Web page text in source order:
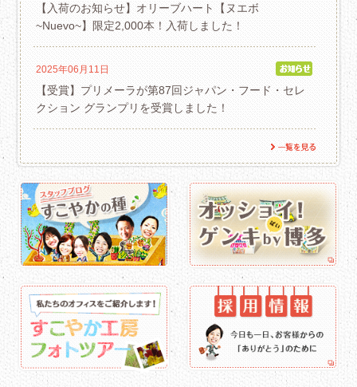
【入荷のお知らせ】オリーブハート【ヌエボ
~Nuevo~】限定2,000本！入荷しました！
2025年06月11日
【受賞】プリメーラが第87回ジャパン・フード・セレ
クション グランプリを受賞しました！